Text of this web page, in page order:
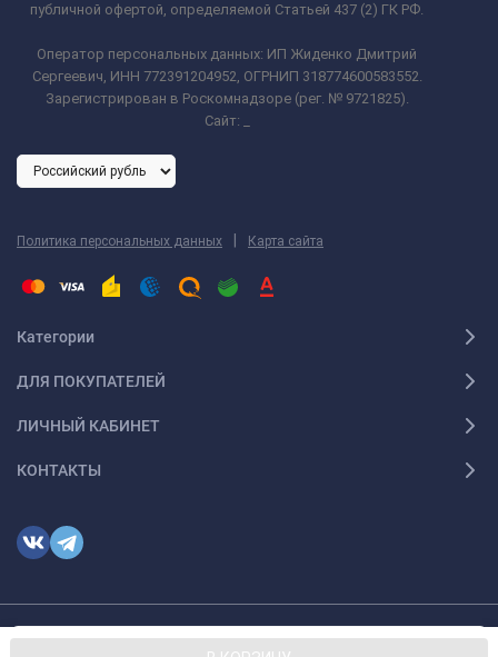
публичной офертой, определяемой Статьей 437 (2) ГК РФ.
Оператор персональных данных: ИП Жиденко Дмитрий
Сергеевич, ИНН 772391204952, ОГРНИП 318774600583552.
Зарегистрирован в Роскомнадзоре (рег. № 9721825).
Сайт:
Политика персональных данных Карта сайта
Категории
ДЛЯ ПОКУПАТЕЛЕЙ
ЛИЧНЫЙ КАБИНЕТ
КОНТАКТЫ